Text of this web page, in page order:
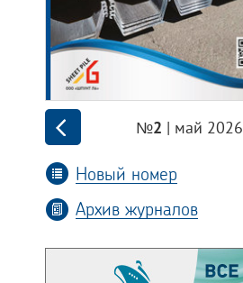
№2 | май 2026
Новый номер
Архив журналов